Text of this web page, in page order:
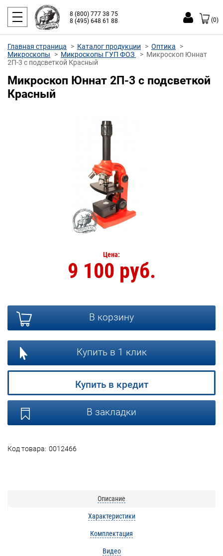
8 (800) 777 38 75
8 (495) 648 61 88
(0)
Главная страница Каталог продукции
Оптика
Микроскопы
Микроскопы ГУП ФОЗ
Микроскоп Юннат
2П-3 с подсветкой Красный
Микроскоп Юннат 2П-3 с подсветкой
Красный
Код товара: 0012466
Цена:
9 100 руб.
В корзину
Купить в 1 клик
Купить в кредит
В закладки
Описание
Характеристики
Комплектация
Видео